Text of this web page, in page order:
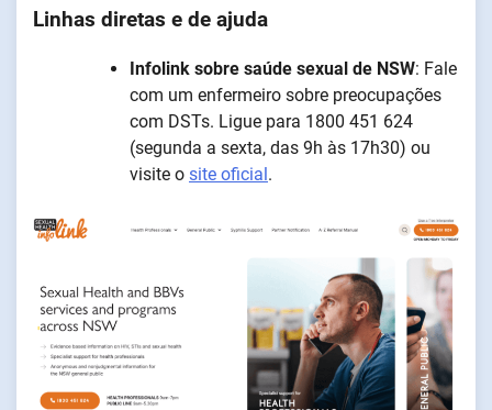
Linhas diretas e de ajuda
Infolink sobre saúde sexual de NSW: Fale
com um enfermeiro sobre preocupações
com DSTs. Ligue para 1800 451 624
(segunda a sexta, das 9h às 17h30) ou
visite o site oficial.